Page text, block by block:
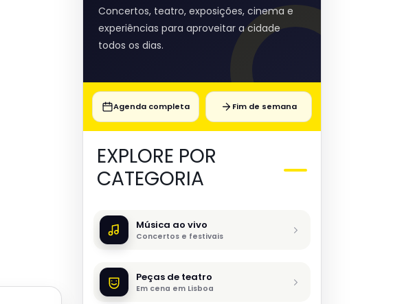
Concertos, teatro, exposições, cinema e
experiências para aproveitar a cidade
todos os dias.
Agenda completa Fim de semana
EXPLORE POR
CATEGORIA
Música ao vivo
Concertos e festivais
Peças de teatro
Em cena em Lisboa